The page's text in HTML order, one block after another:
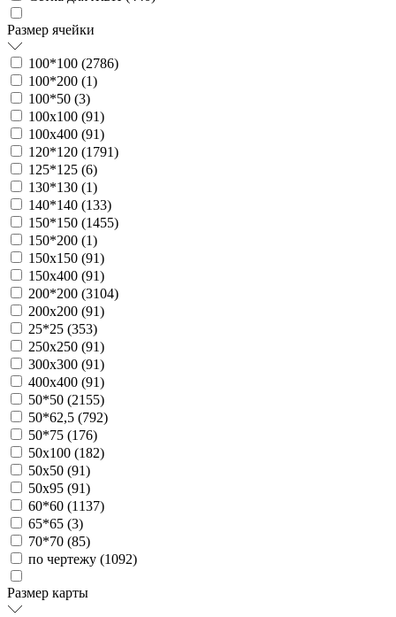
Размер ячейки
100*100 (2786)
100*200 (1)
100*50 (3)
100х100 (91)
100х400 (91)
120*120 (1791)
125*125 (6)
130*130 (1)
140*140 (133)
150*150 (1455)
150*200 (1)
150х150 (91)
150х400 (91)
200*200 (3104)
200х200 (91)
25*25 (353)
250х250 (91)
300х300 (91)
400х400 (91)
50*50 (2155)
50*62,5 (792)
50*75 (176)
50х100 (182)
50х50 (91)
50х95 (91)
60*60 (1137)
65*65 (3)
70*70 (85)
по чертежу (1092)
Размер карты